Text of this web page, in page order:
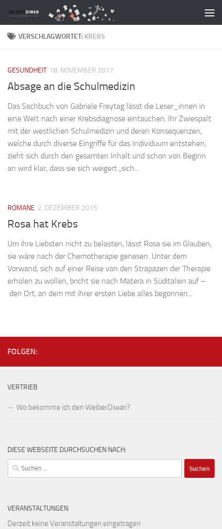
Zum Inhalt springen
VERSCHLAGWORTET: KREBS
GESUNDHEIT 18. NOVEMBER 2017
Absage an die Schulmedizin
Das Sachbuch von Gabriele Freytag lässt die Leser_innen in
eine Welt nach einer Krebsdiagnose eintauchen. Ihr Zwiespalt
mit der westlichen Schulmedizin und deren Konsequenzen,
welche durch diverse Eingriffe für das Individuum entstehen,
zieht sich durch den gesamten Inhalt und schon von Beginn
an wird klar, dass sie sich weigert „sich...
ROMANE 2. DEZEMBER 2015
Rosa hat Krebs
Um ihre Liebsten nicht zu belasten, lässt Rosa sie im Glauben,
sie wäre nach der Chemotherapie genesen. Unter dem
Vorwand, sich auf einer Reise von den Strapazen der Therapie
erholen zu wollen, bricht sie nach Matera in Süditalien auf –
den Ort, an dem mit ihrer ersten Liebe alles begonnen...
FOLGEN:
VERTRIEB
Wo bekomme ich den WeiberDiwan?
DIESE WEBSEITE DURCHSUCHEN NACH:
Suchen
nach:
VERANSTALTUNGEN
Derzeit keine Veranstaltungen eingetragen